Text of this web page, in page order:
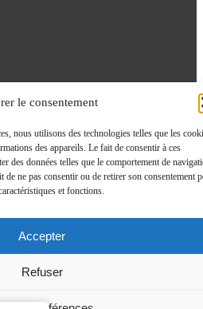
le consentement
nous utilisons des technologies telles que les
des appareils. Le fait de consentir à ces
des données telles que le comportement de
ne pas consentir ou de retirer son consentement
et fonctions.
Accepter
Refuser